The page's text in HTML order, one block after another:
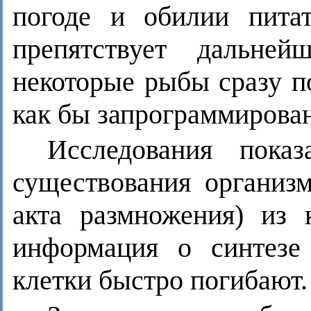
погоде и обилии
препятствует
некоторые рыбы сразу
как бы
Исследования
существования
акта размножения) из
информация о
клетки быстро погибают.